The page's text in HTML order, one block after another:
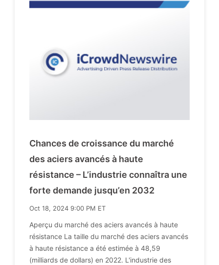
Chances de croissance du marché
des aciers avancés à haute
résistance – L’industrie connaîtra une
forte demande jusqu’en 2032
Oct 18, 2024 9:00 PM ET
Aperçu du marché des aciers avancés à haute
résistance La taille du marché des aciers avancés
à haute résistance a été estimée à 48,59
(milliards de dollars) en 2022. L'industrie des